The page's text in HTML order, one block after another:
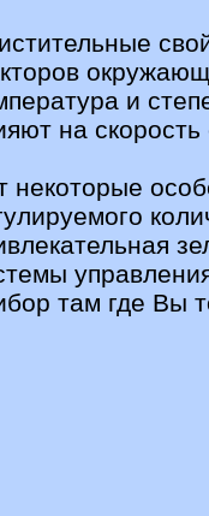
и
на
некоторые
там где Вы